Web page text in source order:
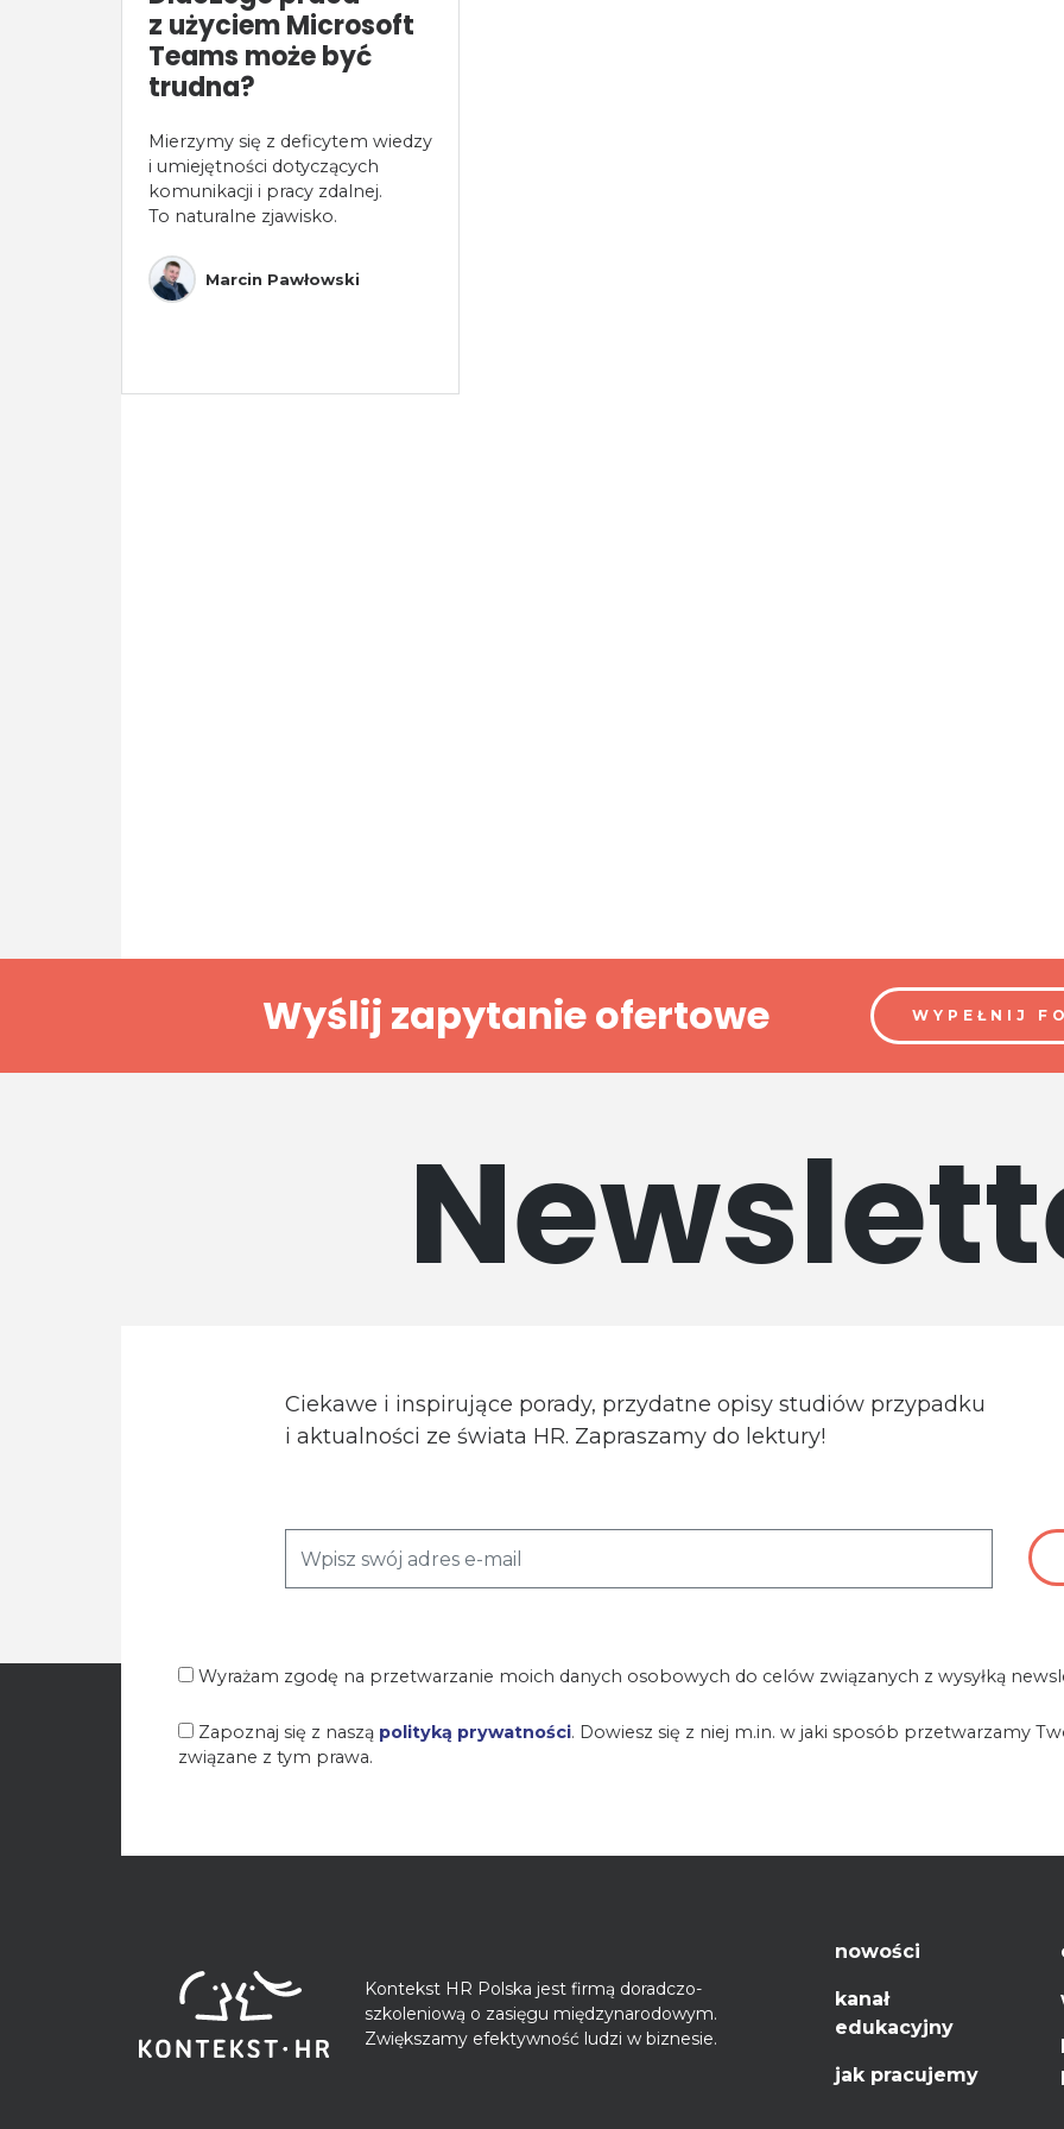
z użyciem Microsoft
Teams może być
trudna?
Mierzymy się z deficytem wiedzy
i umiejętności dotyczących
komunikacji i pracy zdalnej.
To naturalne zjawisko.
Marcin Pawłowski
Wyślij zapytanie ofertowe WYPEŁNIJ
Ciekawe i inspirujące porady, przydatne opisy studiów przypadku
i aktualności ze świata HR. Zapraszamy do lektury!
Wyrażam zgodę na przetwarzanie moich danych osobowych do celów związanych z wysyłką
Zapoznaj się z naszą polityką prywatności. Dowiesz się z niej m.in. w jaki sposób przetwarzamy
związane z tym prawa.
Kontekst HR Polska jest firmą doradczo-
szkoleniową o zasięgu międzynarodowym.
Zwiększamy efektywność ludzi w biznesie.
nowości
kanał
edukacyjny
jak pracujemy